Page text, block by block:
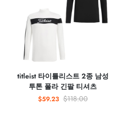
titleist 타이틀리스트 2종 남성
투톤 폴라 긴팔 티셔츠
$59.23 $118.00